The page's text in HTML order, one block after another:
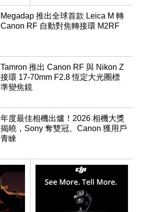
登場
Megadap 推出全球首款 Leica M 轉
Canon RF 自動對焦轉接環 M2RF
Tamron 推出 Canon RF 與 Nikon Z
接環 17-70mm F2.8 恆定大光圈標
準變焦鏡
年度最佳相機出爐！2026 相機大獎
揭曉，Sony 奪雙冠、Canon 獲用戶
青睞